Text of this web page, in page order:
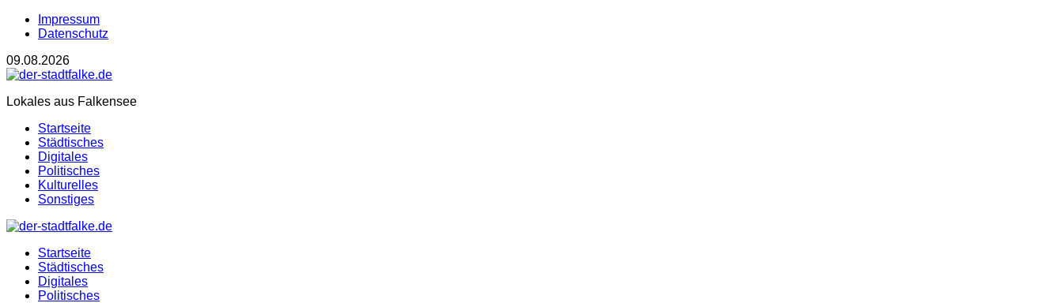
Impressum
Datenschutz
09.08.2026
Lokales aus Falkensee
Startseite
Städtisches
Digitales
Politisches
Kulturelles
Sonstiges
Startseite
Städtisches
Digitales
Politisches